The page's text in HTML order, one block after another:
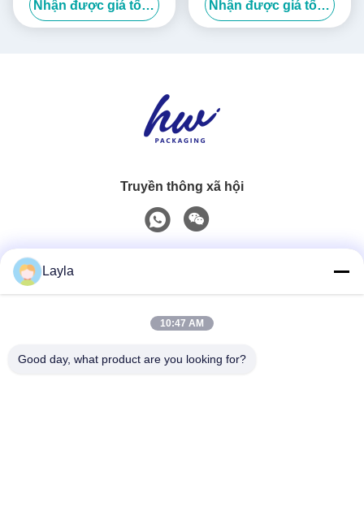
Nhận được giá tốt nhất Nhận được giá tốt nhất
Truyền thông xã hội
0086-18688885859
Layla
10:47 AM
Good day, what product are you looking for?